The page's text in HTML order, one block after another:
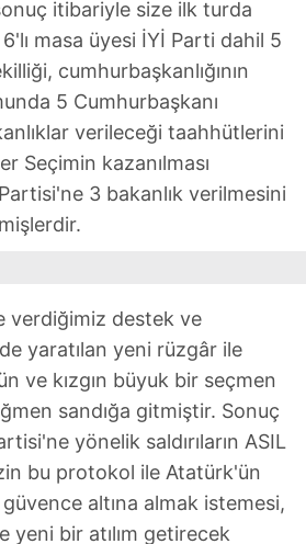
itibariyle size ilk turda
masa üyesi İYİ Parti dahil 5
cumhurbaşkanlığının
5 Cumhurbaşkanı
verileceği taahhütlerini
Seçimin kazanılması
3 bakanlık verilmesini
verdiğimiz destek ve
yaratılan yeni rüzgâr ile
ve kızgın büyuk bir seçmen
sandığa gitmiştir. Sonuç
yönelik saldırıların ASIL
bu protokol ile Atatürk'ün
altına almak istemesi,
yeni bir atılım getirecek